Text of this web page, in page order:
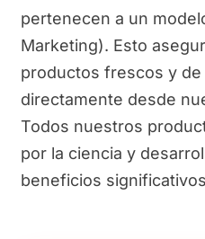
pertenecen a un
Marketing). Esto
productos frescos y de
directamente desde
Todos nuestros
por la ciencia y
beneficios